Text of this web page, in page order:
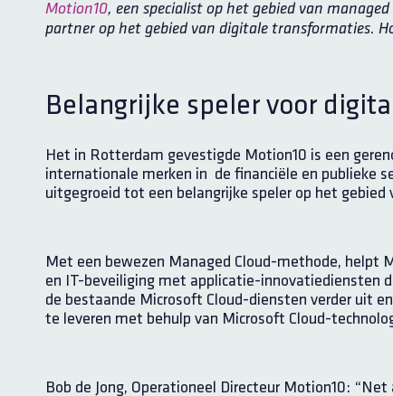
Motion10, een specialist op het gebied van
partner op het gebied van digitale transformaties.
Belangrijke speler voor
Het in Rotterdam gevestigde Motion10 is een
internationale merken in de financiële en publieke
uitgegroeid tot een belangrijke speler op het
Met een bewezen Managed Cloud-methode, helpt
en IT-beveiliging met applicatie-innovatiediensten
de bestaande Microsoft Cloud-diensten verder uit
te leveren met behulp van Microsoft Cloud-
Bob de Jong, Operationeel Directeur Motion10: “Net